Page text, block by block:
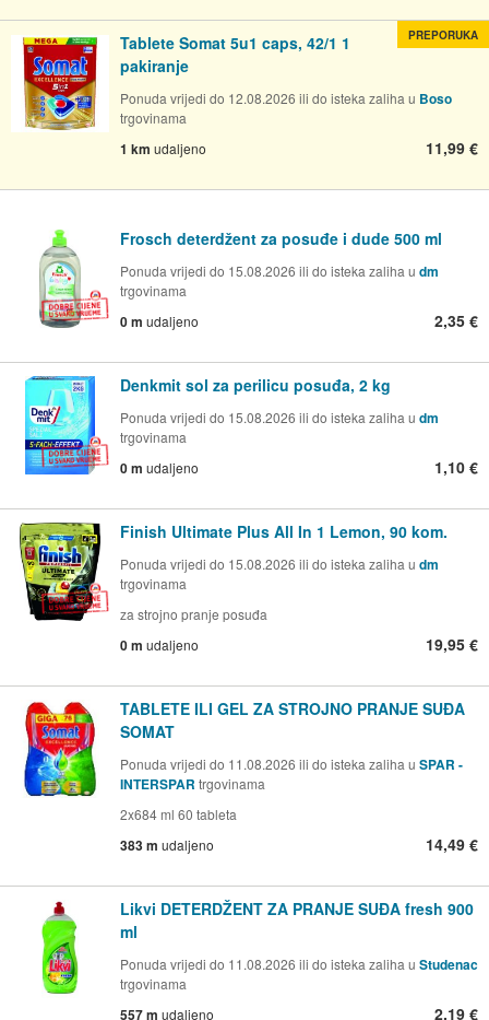
Tablete Somat 5u1 caps, 42/1 1
pakiranje
Ponuda vrijedi do 12.08.2026 ili do isteka zaliha u Boso
trgovinama
1 km udaljeno 11,99 €
PREPORUKA
Frosch deterdžent za posuđe i dude 500 ml
Ponuda vrijedi do 15.08.2026 ili do isteka zaliha u dm
trgovinama
0 m udaljeno 2,35 €
Denkmit sol za perilicu posuđa, 2 kg
Ponuda vrijedi do 15.08.2026 ili do isteka zaliha u dm
trgovinama
0 m udaljeno 1,10 €
Finish Ultimate Plus All In 1 Lemon, 90 kom.
Ponuda vrijedi do 15.08.2026 ili do isteka zaliha u dm
trgovinama
za strojno pranje posuđa
0 m udaljeno 19,95 €
TABLETE ILI GEL ZA STROJNO PRANJE SUĐA
SOMAT
Ponuda vrijedi do 11.08.2026 ili do isteka zaliha u SPAR -
INTERSPAR trgovinama
2x684 ml 60 tableta
383 m udaljeno 14,49 €
Likvi DETERDŽENT ZA PRANJE SUĐA fresh 900
ml
Ponuda vrijedi do 11.08.2026 ili do isteka zaliha u Studenac
trgovinama
557 m udaljeno 2,19 €